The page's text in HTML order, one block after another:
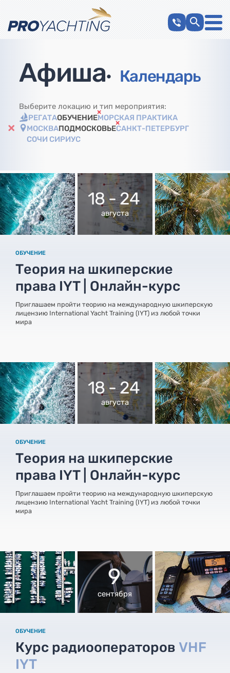
Афиша• Календарь
Выберите локацию и тип мероприятия:
РЕГАТАОБУЧЕНИЕМОРСКАЯ ПРАКТИКА
МОСКВАПОДМОСКОВЬЕСАНКТ-ПЕТЕРБУРГ
СОЧИ СИРИУС
18 - 24
августа
ОБУЧЕНИЕ
Теория на шкиперские
права IYT | Онлайн-курс
Приглашаем пройти теорию на международную шкиперскую
лицензию International Yacht Training (IYT) из любой точки
мира
18 - 24
августа
ОБУЧЕНИЕ
Теория на шкиперские
права IYT | Онлайн-курс
Приглашаем пройти теорию на международную шкиперскую
лицензию International Yacht Training (IYT) из любой точки
мира
9
сентября
ОБУЧЕНИЕ
Курс радиооператоров VHF
IYT